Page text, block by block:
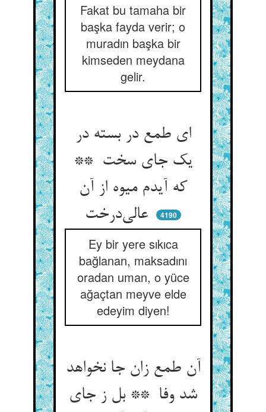
Fakat bu tamaha bir
başka fayda verir; o
muradın başka bir
kimseden meydana
gelir.
ای طمع در بسته در
یک جای سخت **
که آیدم میوه از آن
4190
Ey bir yere sıkıca
bağlanan, maksadını
oradan uman, o yüce
ağaçtan meyve elde
edeyim diyen!
آن طمع زان جا نخواهد
شد وفا ** بل ز جای